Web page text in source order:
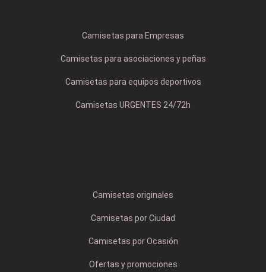
Camisetas para Empresas
Camisetas para asociaciones y peñas
Camisetas para equipos deportivos
Camisetas URGENTES 24/72h
Camisetas originales
Camisetas por Ciudad
Camisetas por Ocasión
Ofertas y promociones